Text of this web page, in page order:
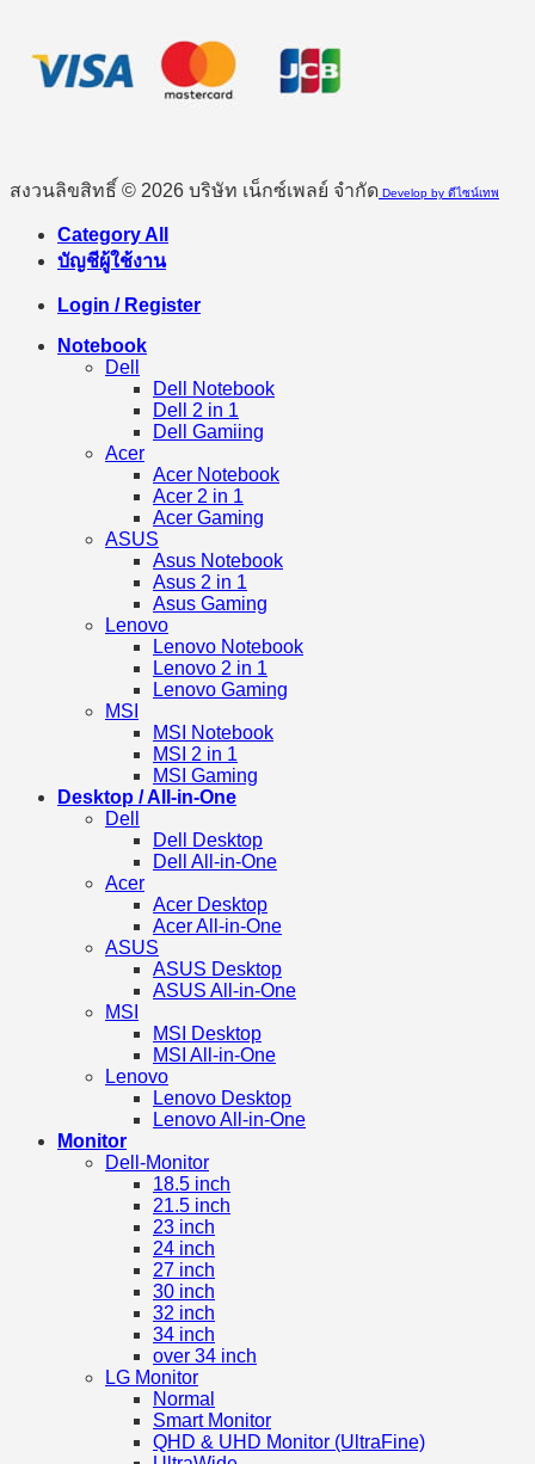
สงวนลิขสิทธิ์ © 2026 บริษัท เน็กซ์เพลย์ จำกัด Develop by ดีไซน์เทพ
Category All
บัญชีผู้ใช้งาน
Login / Register
Notebook
Dell
Dell Notebook
Dell 2 in 1
Dell Gamiing
Acer
Acer Notebook
Acer 2 in 1
Acer Gaming
ASUS
Asus Notebook
Asus 2 in 1
Asus Gaming
Lenovo
Lenovo Notebook
Lenovo 2 in 1
Lenovo Gaming
MSI
MSI Notebook
MSI 2 in 1
MSI Gaming
Desktop / All-in-One
Dell
Dell Desktop
Dell All-in-One
Acer
Acer Desktop
Acer All-in-One
ASUS
ASUS Desktop
ASUS All-in-One
MSI
MSI Desktop
MSI All-in-One
Lenovo
Lenovo Desktop
Lenovo All-in-One
Monitor
Dell-Monitor
18.5 inch
21.5 inch
23 inch
24 inch
27 inch
30 inch
32 inch
34 inch
over 34 inch
LG Monitor
Normal
Smart Monitor
QHD & UHD Monitor (UltraFine)